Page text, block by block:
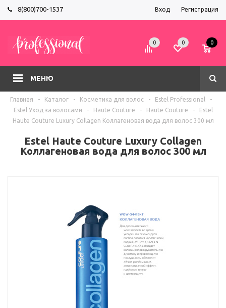
8(800)700-1537 Вход Регистрация
МЕНЮ
0 0 0
Главная - Каталог - Косметика для волос - Estel Professional
-
Estel Уход за волосами
- Haute Couture - Haute Couture -
Estel
Haute Couture Luxury Collagen Коллагеновая вода для волос 300 мл
Estel Haute Couture Luxury Collagen
Коллагеновая вода для волос 300 мл